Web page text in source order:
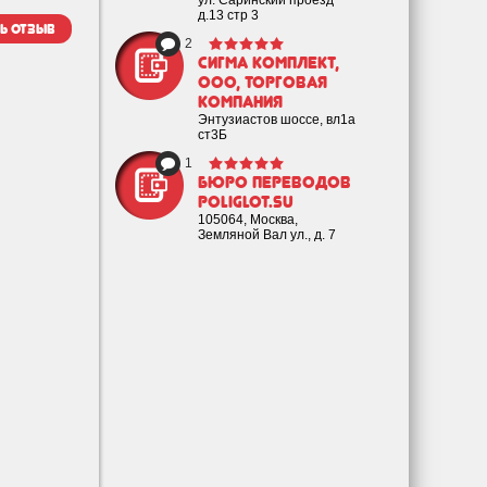
д.13 стр 3
2
Сигма Комплект,
ООО, торговая
компания
Энтузиастов шоссе, вл1а
ст3Б
1
Бюро переводов
poliglot.su
105064, Москва,
Земляной Вал ул., д. 7
отзыв